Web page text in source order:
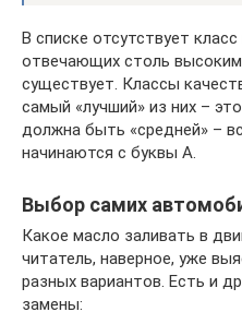
В списке отсутствует
отвечающих столь
существует. Классы
самый «лучший» из них –
должна быть «средней» –
начинаются с буквы A.
Выбор самих
Какое масло заливать в
читатель, наверное, уже
разных вариантов. Есть и
замены: